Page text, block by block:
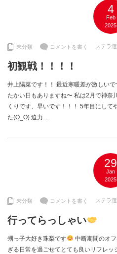
4
Feb
2025
未分類 コメントを書く ステラ
初観戦！！！！
井上陽菜です！！ 最近寒暖差が激しい
たかい日もありますね〜 私は2月で神奈
くりです、早いです！！！ 5年目にして
た(O_O) 迫力…
29
Jan
2025
未分類 コメントを書く ステラ
行ってらっしゃい
甥っ子大好き珠梨です
中断期間のオ
ぎる日常を過ごせてとても良いリフレ